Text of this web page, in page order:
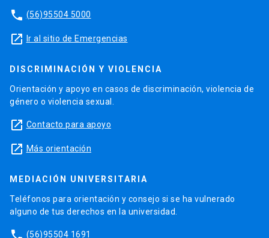
phone (56)95504 5000
launch Ir al sitio de Emergencias
DISCRIMINACIÓN Y VIOLENCIA
Orientación y apoyo en casos de discriminación, violencia de
género o violencia sexual.
launch Contacto para apoyo
launch Más orientación
MEDIACIÓN UNIVERSITARIA
Teléfonos para orientación y consejo si se ha vulnerado
alguno de tus derechos en la universidad.
(56)95504 1691